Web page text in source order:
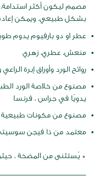
مصمم ليكون أكثر
بشكل طبيعي. ويمكن إعادة
عطر او دو بارفيوم يدوم
منعش، عطري، زهري
روائح الورد وأوراق إبرة
مصنوع من خلاصة الورد
يدويًا في جراس ، فرنسا
مصنوع من مكونات طبيعية
معتمد من ذا فيجن
* يُستثنى من المضخة ،